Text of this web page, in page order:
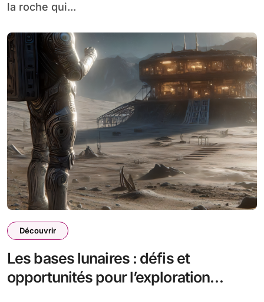
la roche qui...
Découvrir
Les bases lunaires : défis et
opportunités pour l’exploration